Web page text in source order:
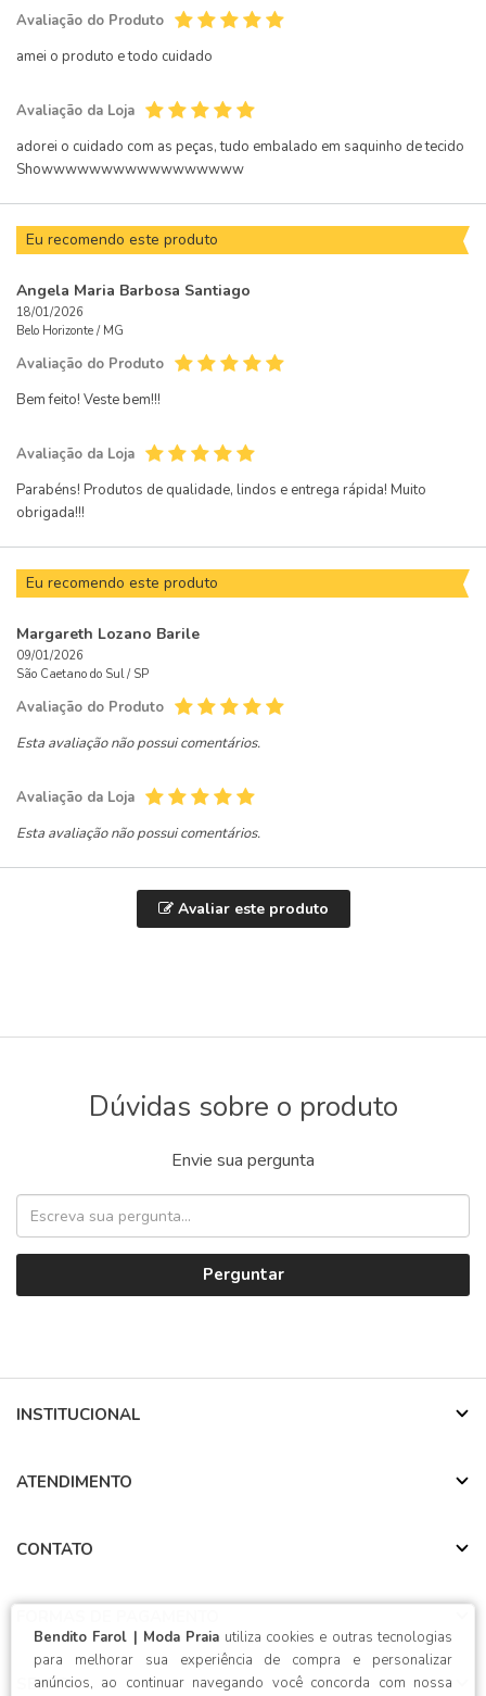
Bendito Farol | Moda Praia utiliza cookies e outras tecnologias
para melhorar sua experiência de compra e personalizar
anúncios, ao continuar navegando você concorda com nossa
Avaliação do Produto
amei o produto e todo cuidado
Avaliação da Loja
adorei o cuidado com as peças, tudo embalado em saquinho de tecido
Showwwwwwwwwwwwwwwww
Eu recomendo este produto
Angela Maria Barbosa Santiago
18/01/2026
Belo Horizonte / MG
Avaliação do Produto
Bem feito! Veste bem!!!
Avaliação da Loja
Parabéns! Produtos de qualidade, lindos e entrega rápida! Muito
obrigada!!!
Eu recomendo este produto
Margareth Lozano Barile
09/01/2026
São Caetano do Sul / SP
Avaliação do Produto
Esta avaliação não possui comentários.
Avaliação da Loja
Esta avaliação não possui comentários.
Avaliar este produto
Dúvidas sobre o produto
Envie sua pergunta
Perguntar
INSTITUCIONAL
ATENDIMENTO
CONTATO
SELOS